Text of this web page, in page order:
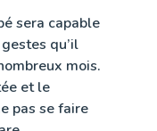
sera capable
qu’il
mois.
et le
pas se faire